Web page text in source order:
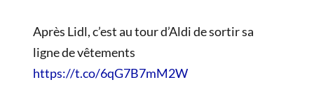
Après Lidl, c’est au tour d’Aldi de sortir sa
ligne de vêtements
https://t.co/6qG7B7mM2W